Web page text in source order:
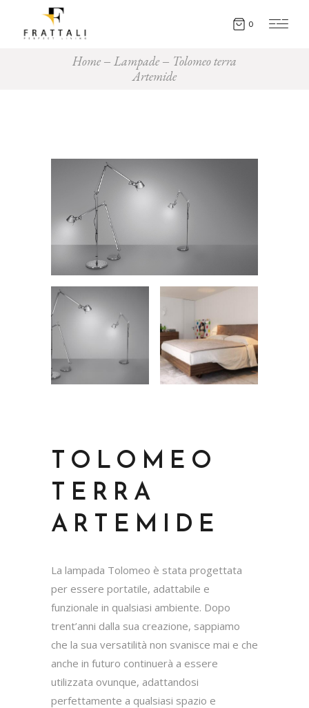
0
Home Lampade
Tolomeo terra
Artemide
TOLOMEO
TERRA
ARTEMIDE
La lampada Tolomeo è stata progettata
per essere portatile, adattabile e
funzionale in qualsiasi ambiente. Dopo
trent’anni dalla sua creazione, sappiamo
che la sua versatilità non svanisce mai e che
anche in futuro continuerà a essere
utilizzata ovunque, adattandosi
perfettamente a qualsiasi spazio e